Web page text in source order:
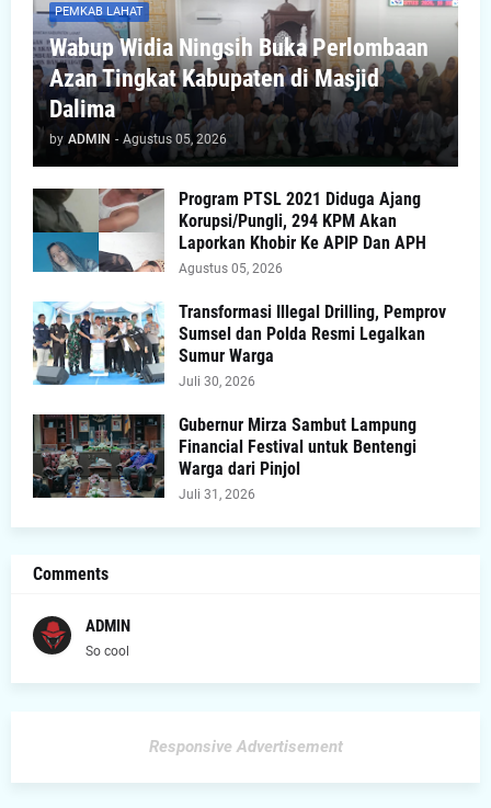
PEMKAB LAHAT
Wabup Widia Ningsih Buka Perlombaan
Azan Tingkat Kabupaten di Masjid
Dalima
by ADMIN - Agustus 05, 2026
Program PTSL 2021 Diduga Ajang
Korupsi/Pungli, 294 KPM Akan
Laporkan Khobir Ke APIP Dan APH
Agustus 05, 2026
Transformasi Illegal Drilling, Pemprov
Sumsel dan Polda Resmi Legalkan
Sumur Warga
Juli 30, 2026
Gubernur Mirza Sambut Lampung
Financial Festival untuk Bentengi
Warga dari Pinjol
Juli 31, 2026
Comments
ADMIN
So cool
Responsive Advertisement